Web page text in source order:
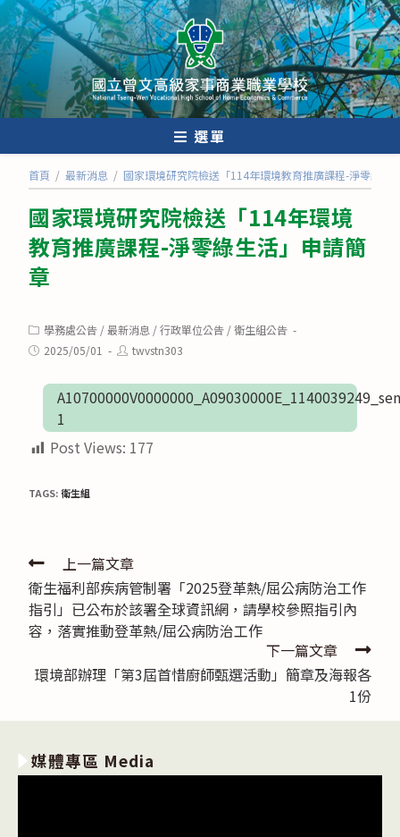
跳
轉
至
主
要
內
選單
首頁 / 最新消息 / 國家環境研究院檢送「114年環境教育推廣課程-淨零綠生
國家環境研究院檢送「114年環境
教育推廣課程-淨零綠生活」申請簡
章
Post
category:
學務處公告 /最新消息 /行政單位公告 /衛生組公告
Post2025/05/01
Posttwvstn303
1
Post Views: 177
TAGS:衛生組
Read
more
articles
上一篇文章
衛生福利部疾病管制署「2025登革熱/屈公病防治工作
指引」已公布於該署全球資訊網，請學校參照指引內
容，落實推動登革熱/屈公病防治工作
下一篇文章
環境部辦理「第3屆首惜廚師甄選活動」簡章及海報各
1份
媒體專區 Media